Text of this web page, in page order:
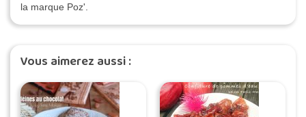
la marque Poz'.
Vous aimerez aussi :